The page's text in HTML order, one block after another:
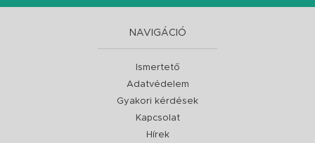
NAVIGÁCIÓ
Ismertető
Adatvédelem
Gyakori kérdések
Kapcsolat
Hírek